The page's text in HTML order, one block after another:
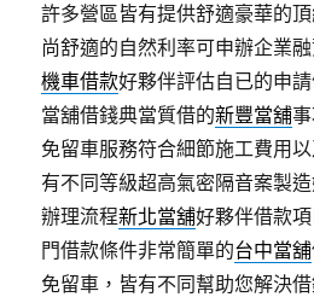
許多營區皆有提供舒適豪華的
尚舒適的自然利率可申辦企業
機車借款好夥伴評估自已的申
當舖借錢典當質借的新豐當舖
免留車服務符合細節施工費用
有不同等級超高氣密隔音案製
辦理流程新北當舖好夥伴借款
門借款條件非常簡單的台中當舖
免留車，皆有不同幫助您解決